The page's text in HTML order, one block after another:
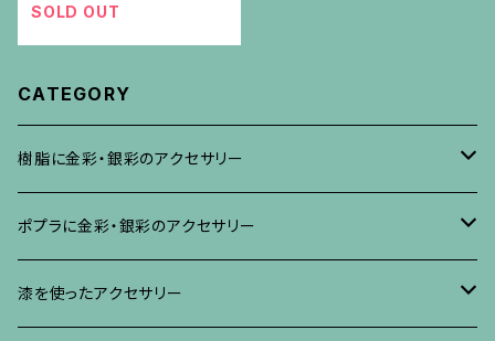
SOLD OUT
CATEGORY
樹脂に金彩・銀彩のアクセサリー
ブローチ
イヤリング・ピアス
ポプラに金彩・銀彩のアクセサリー
ブローチ
漆を使ったアクセサリー